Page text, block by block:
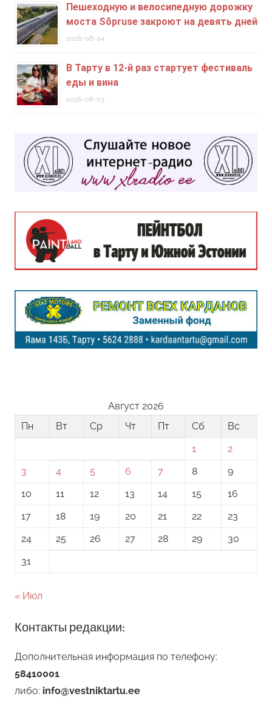
Пешеходную и велосипедную дорожку
моста Sõpruse закроют на девять дней
2026-08-04
В Тарту в 12-й раз стартует фестиваль
еды и вина
2026-08-03
Август 2026
Пн
Вт Ср Чт Пт Сб
Вс
1
2
3
4 5 6 7 8
9
10
11 12 13 14 15
16
17
18 19 20 21 22
23
24
25 26 27 28 29
30
31
« Июл
Контакты редакции:
Дополнительная информация по телефону:
58410001
либо: info@vestniktartu.ee